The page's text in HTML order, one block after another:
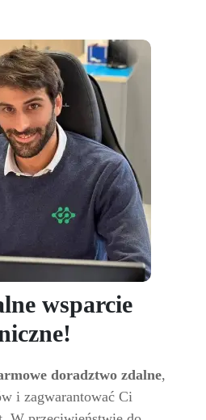
wsparcie
doradztwo zdalne,
i zagwarantować Ci